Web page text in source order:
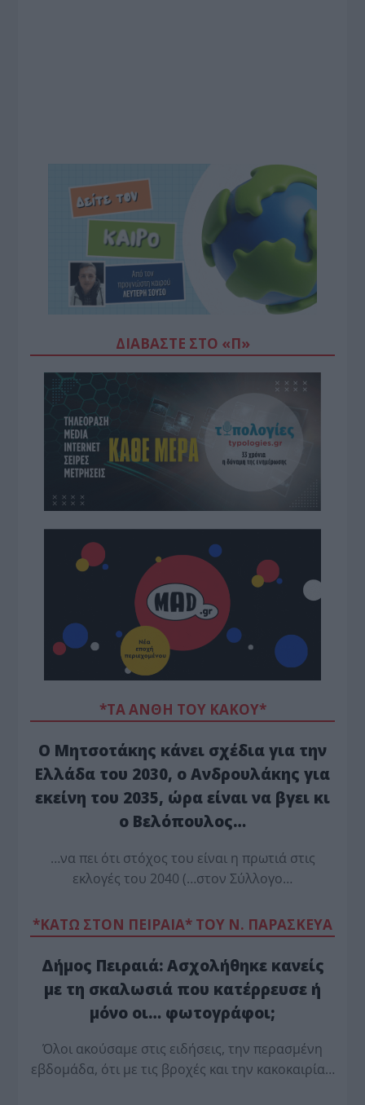
ΔΙΑΒΆΣΤΕ ΣΤΟ «Π»
*ΤΑ ΆΝΘΗ ΤΟΥ ΚΑΚΟΎ*
Ο Μητσοτάκης κάνει σχέδια για την
Ελλάδα του 2030, ο Ανδρουλάκης για
εκείνη του 2035, ώρα είναι να βγει κι
ο Βελόπουλος…
…να πει ότι στόχος του είναι η πρωτιά στις
εκλογές του 2040 (…στον Σύλλογο…
*ΚΑΤΩ ΣΤΟΝ ΠΕΙΡΑΙΑ* ΤΟΥ Ν. ΠΑΡΑΣΚΕΥΑ
Δήμος Πειραιά: Ασχολήθηκε κανείς
με τη σκαλωσιά που κατέρρευσε ή
μόνο οι… φωτογράφοι;
Όλοι ακούσαμε στις ειδήσεις, την περασμένη
εβδομάδα, ότι με τις βροχές και την κακοκαιρία…